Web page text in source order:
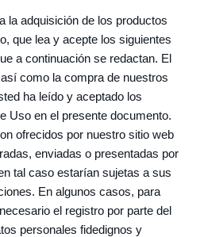
la adquisición de los productos
que lea y acepte los siguientes
a continuación se redactan. El
como la compra de nuestros
ha leído y aceptado los
Uso en el presente documento.
ofrecidos por nuestro sitio web
enviadas o presentadas por
tal caso estarían sujetas a sus
En algunos casos, para
el registro por parte del
personales fidedignos y